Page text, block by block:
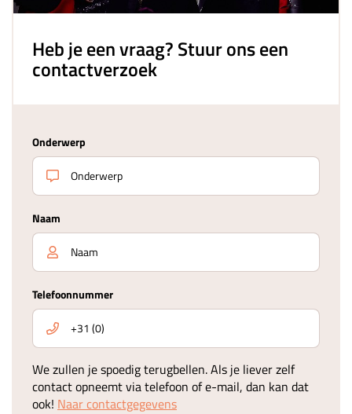
Heb je een vraag? Stuur ons een
contactverzoek
Onderwerp
Naam
Telefoonnummer
We zullen je spoedig terugbellen. Als je liever zelf
contact opneemt via telefoon of e-mail, dan kan dat
ook! Naar contactgegevens